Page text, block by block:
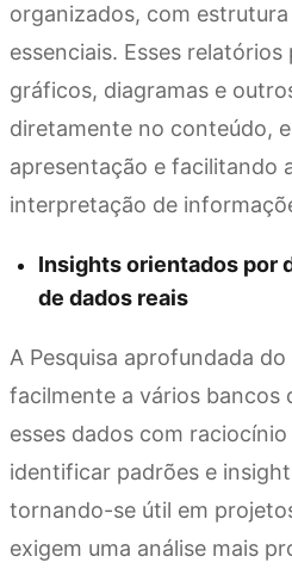
organizados, com
essenciais. Esses
gráficos, diagramas e
diretamente no conteúdo,
apresentação e facilitando
interpretação de
Insights orientados por
de dados reais
A Pesquisa aprofundada
facilmente a vários bancos
esses dados com
identificar padrões e
tornando-se útil em
exigem uma análise mais